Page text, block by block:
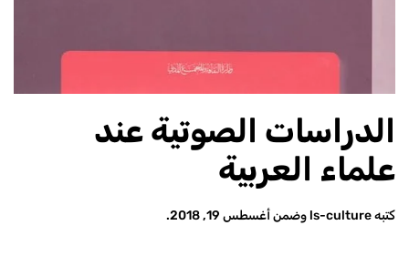
الدراسات الصوتية عند
علماء العربية
كتبهls-culture وضمنأغسطس 19, 2018 .